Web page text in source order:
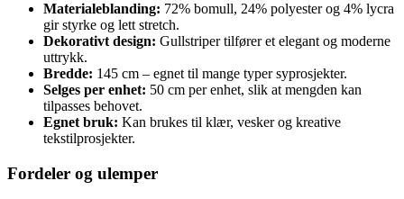
Materialeblanding: 72% bomull, 24% polyester og 4% lycra
gir styrke og lett stretch.
Dekorativt design: Gullstriper tilfører et elegant og moderne
uttrykk.
Bredde: 145 cm – egnet til mange typer syprosjekter.
Selges per enhet: 50 cm per enhet, slik at mengden kan
tilpasses behovet.
Egnet bruk: Kan brukes til klær, vesker og kreative
tekstilprosjekter.
Fordeler og ulemper